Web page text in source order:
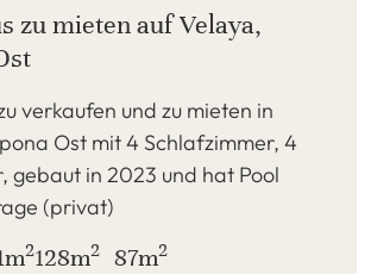
zu mieten auf Velaya,
verkaufen und zu mieten in
Ost mit 4 Schlafzimmer, 4
gebaut in 2023 und hat Pool
(privat)
2128m2 87m2